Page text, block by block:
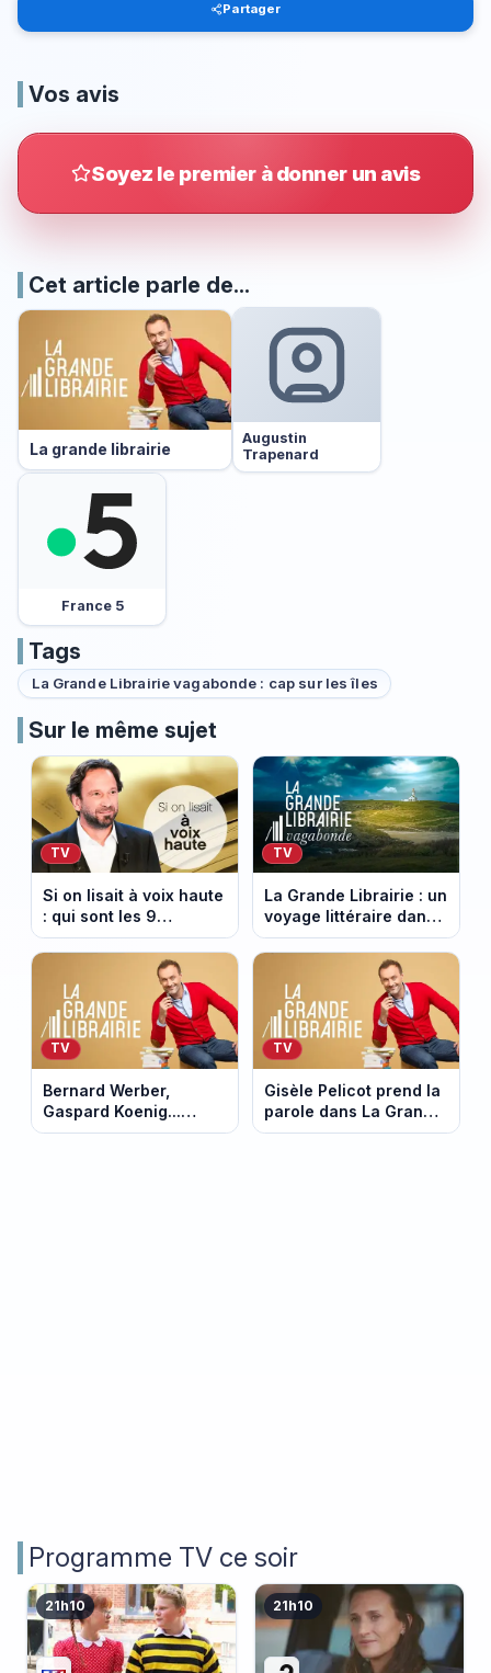
Partager
Vos avis
Soyez le premier à donner un avis
Cet article parle de...
La grande librairie
Augustin
Trapenard
France 5
Tags
La Grande Librairie vagabonde : cap sur les îles
Sur le même sujet
TV
Si on lisait à voix haute
: qui sont les 9
finalistes de la saison
7 sur France 5 ?
TV
La Grande Librairie : un
voyage littéraire dans
les îles françaises de
la Bretagne à la
TV
Bernard Werber,
Gaspard Koenig...
Augustin Trapenard
TV
Gisèle Pelicot prend la
parole dans La Grande
Librairie d'Augustin
Programme TV ce soir
21h10 21h10